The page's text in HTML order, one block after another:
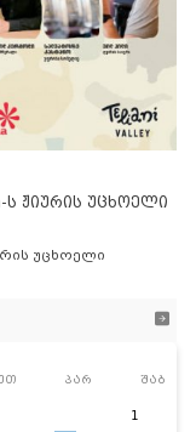
ს ჟიურის უცხოელი
უცხოელი
პარ შაბ
1